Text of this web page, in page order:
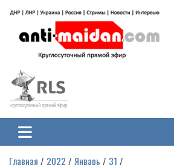
содержимому
Антимайдан:
на Украине
гражданской войне на Украине, включая
ЛНР и других регионах.
Главная 2022 Январь
31